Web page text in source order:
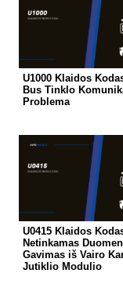
U1000 Klaidos
Bus Tinklo
Problema
U0415 Klaidos
Netinkamas
Gavimas iš Vairo
Jutiklio Modulio